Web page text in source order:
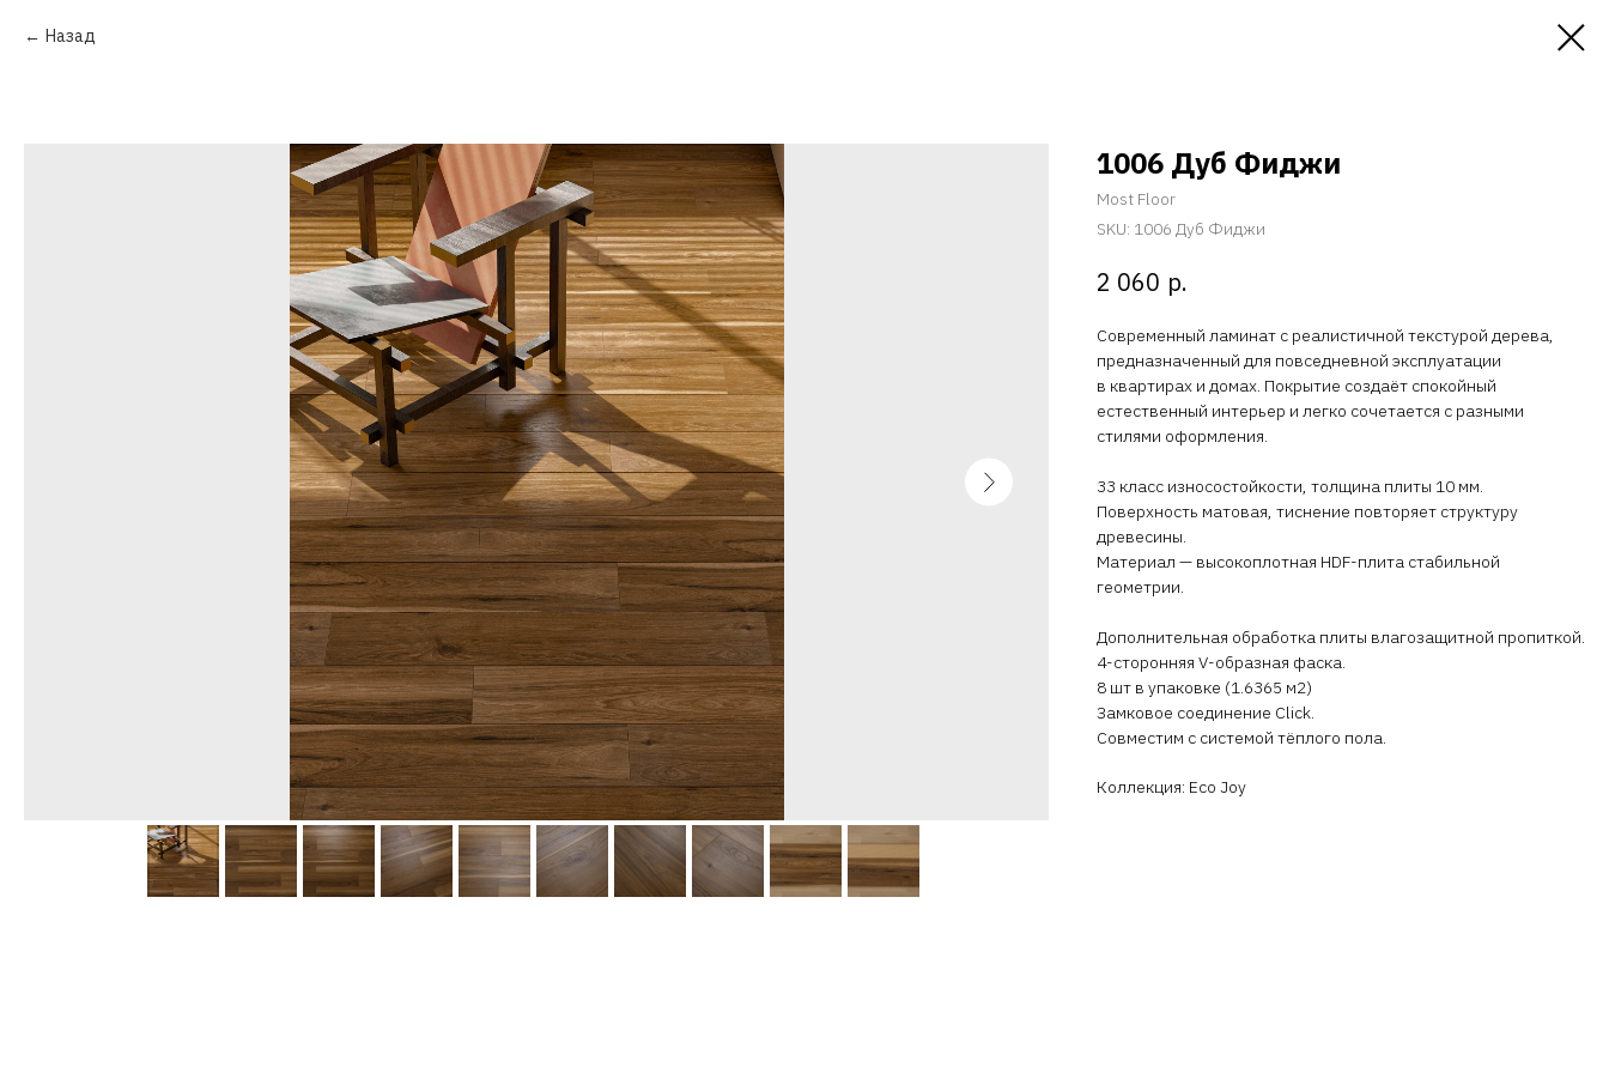
Назад
1006 Дуб Фиджи
Most Floor
SKU: 1006 Дуб Фиджи
2 060 р.
Современный ламинат с реалистичной текстурой дерева,
предназначенный для повседневной эксплуатации
в квартирах и домах. Покрытие создаёт спокойный
естественный интерьер и легко сочетается с разными
стилями оформления.
33 класс износостойкости, толщина плиты 10 мм.
Поверхность матовая, тиснение повторяет структуру
древесины.
Материал — высокоплотная HDF-плита стабильной
геометрии.
Дополнительная обработка плиты влагозащитной пропиткой.
4-сторонняя V-образная фаска.
8 шт в упаковке (1.6365 м2)
Замковое соединение Click.
Совместим с системой тёплого пола.
Коллекция: Eco Joy